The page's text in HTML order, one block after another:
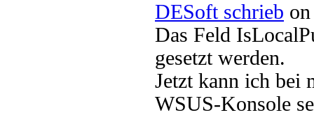
DESoft schrieb
Das Feld
gesetzt werden.
Jetzt kann ich bei
WSUS-Konsole